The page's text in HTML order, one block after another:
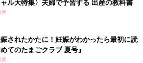
い日中にお昼寝の範囲内での使用が前提と
1歳は、ベッドからの転落・窒息事故
注意！事故例を詳しく解説【専門家
】
年11月中旬、消費者庁は、多発する6歳以
ャル大特集〉夫婦で予習する 出産の教科書
産
されたかたに！妊娠がわかったら最初に読
てのたまごクラブ 夏号』
産